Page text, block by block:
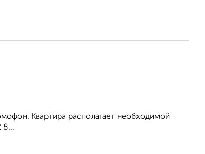
Квартира располагает необходимой
8...